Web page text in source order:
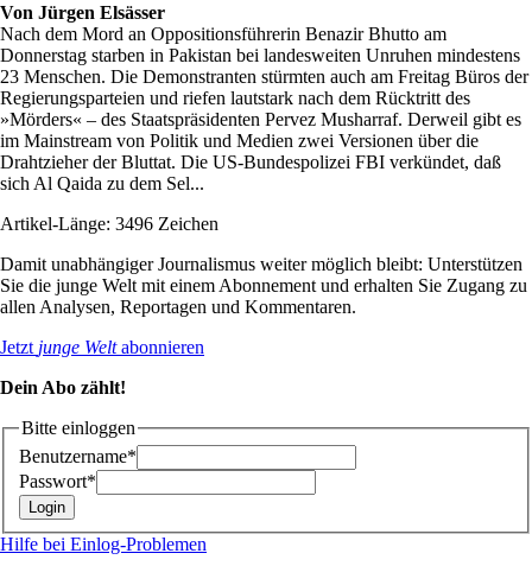
Von Jürgen Elsässer
Nach dem Mord an Opposi­tionsführerin Benazir Bhutto am
Donnerstag starben in Pakistan bei landesweiten Unruhen mindestens
23 Menschen. Die Demonstranten stürmten auch am Freitag Büros der
Regierungsparteien und riefen lautstark nach dem Rücktritt des
»Mörders« – des Staatspräsidenten Pervez Musharraf. Derweil gibt es
im Mainstream von Politik und Medien zwei Versionen über die
Drahtzieher der Bluttat. Die US-Bundespolizei FBI verkündet, daß
sich Al Qaida zu dem Sel...
Artikel-Länge: 3496 Zeichen
Damit unabhängiger Journalismus weiter möglich bleibt: Unterstützen
Sie die junge Welt mit einem Abonnement und erhalten Sie Zugang zu
allen Analysen, Reportagen und Kommentaren.
Jetzt junge Weltabonnieren
Dein Abo zählt!
Bitte einloggen
Benutzername*
Passwort*
Hilfe bei Einlog-Problemen